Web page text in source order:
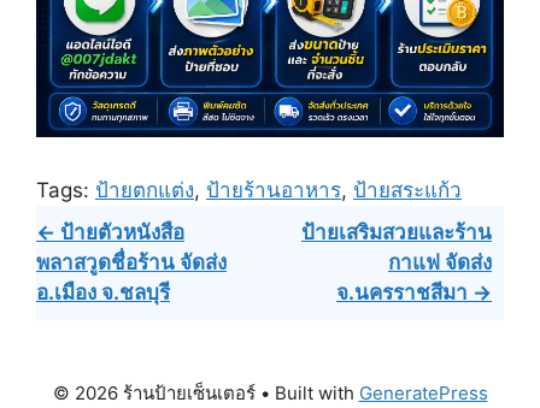
Tags: ป้ายตกแต่ง, ป้ายร้านอาหาร, ป้ายสระแก้ว
Post
navigation
← ป้ายตัวหนังสือ
พลาสวูดชื่อร้าน จัดส่ง
อ.เมือง จ.ชลบุรี
ป้ายเสริมสวยและร้าน
กาแฟ จัดส่ง
จ.นครราชสีมา →
© 2026 ร้านป้ายเซ็นเตอร์• Built with GeneratePress